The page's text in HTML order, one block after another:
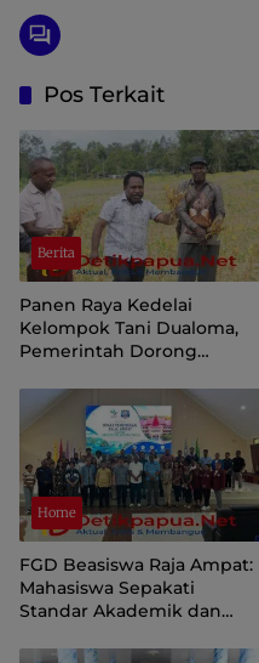
Pos Terkait
Berita
Panen Raya Kedelai
Kelompok Tani Dualoma,
Pemerintah Dorong
Kembali ke Kebun
Home
FGD Beasiswa Raja Ampat:
Mahasiswa Sepakati
Standar Akademik dan